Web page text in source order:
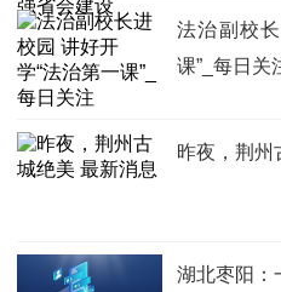
法治副校
课”_每日关
昨夜，荆州
湖北枣阳：